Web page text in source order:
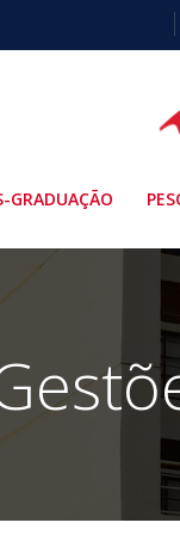
GRADUAÇÃO